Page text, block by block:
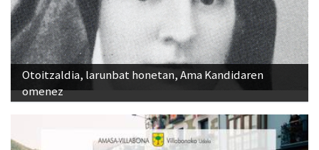
Otoitzaldia, larunbat honetan, Ama Kandidaren
omenez